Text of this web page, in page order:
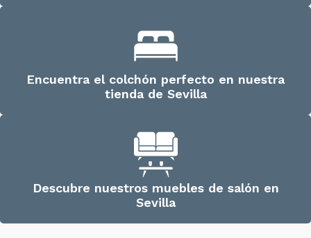
Encuentra el colchón perfecto en nuestra
tienda de Sevilla
Descubre nuestros muebles de salón en
Sevilla